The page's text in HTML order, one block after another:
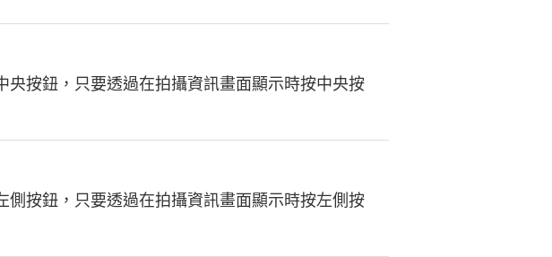
央按鈕，只要透過在拍攝資訊畫面顯示時按中央按
側按鈕，只要透過在拍攝資訊畫面顯示時按左側按